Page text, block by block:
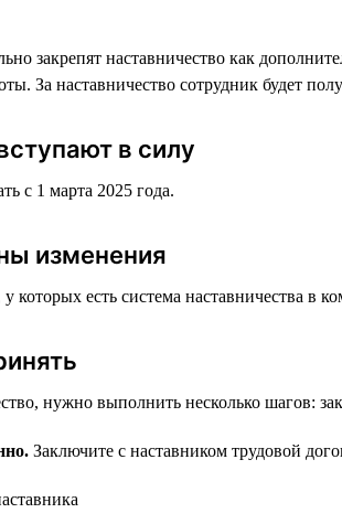
закрепят наставничество как
За наставничество сотрудник будет
в силу
с 1 марта 2025 года.
изменения
которых есть система наставничества в
нужно выполнить несколько шагов:
Заключите с наставником трудовой